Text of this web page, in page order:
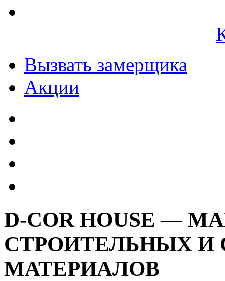
Вызвать замерщика
Акции
D-COR HOUSE —
СТРОИТЕЛЬНЫХ И
МАТЕРИАЛОВ